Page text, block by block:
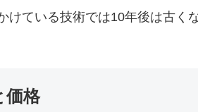
けている技術では10年後は古く
価格